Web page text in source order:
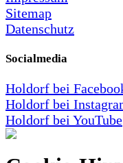
Sitemap
Datenschutz
Socialmedia
Holdorf bei
Holdorf bei
Holdorf bei YouTube